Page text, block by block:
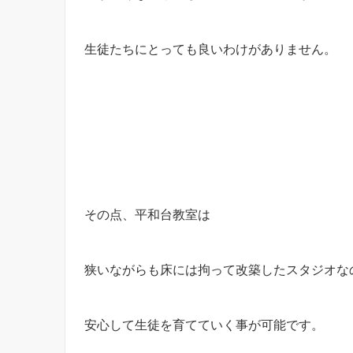
生徒たちにとっても良いわけがありません。
その点、平和台教室は
狭いながらも床には拘って改築したスタジオな
安心して生徒を育てていく事が可能です。